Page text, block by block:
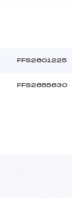
FFS2601225
FFS2655630